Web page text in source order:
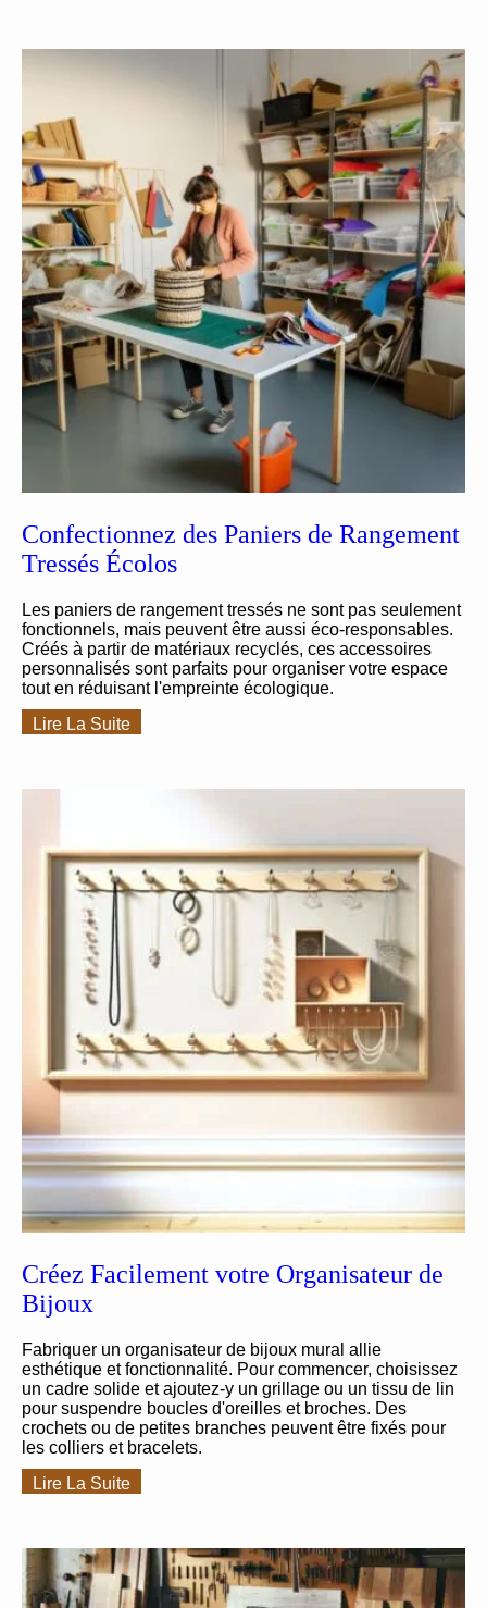
Confectionnez des Paniers de Rangement
Tressés Écolos
Les paniers de rangement tressés ne sont pas seulement
fonctionnels, mais peuvent être aussi éco-responsables.
Créés à partir de matériaux recyclés, ces accessoires
personnalisés sont parfaits pour organiser votre espace
tout en réduisant l'empreinte écologique.
Lire La Suite
Créez Facilement votre Organisateur de
Bijoux
Fabriquer un organisateur de bijoux mural allie
esthétique et fonctionnalité. Pour commencer, choisissez
un cadre solide et ajoutez-y un grillage ou un tissu de lin
pour suspendre boucles d'oreilles et broches. Des
crochets ou de petites branches peuvent être fixés pour
les colliers et bracelets.
Lire La Suite